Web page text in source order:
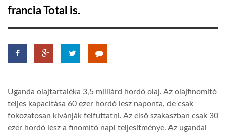
GLOBOTV
francia Total is.
Uganda olajtartaléka 3,5 milliárd hordó olaj. Az olajfinomító
teljes kapacitása 60 ezer hordó lesz naponta, de csak
fokozatosan kívánják felfuttatni. Az első szakaszban csak 30
ezer hordó lesz a finomító napi teljesítménye. Az ugandai